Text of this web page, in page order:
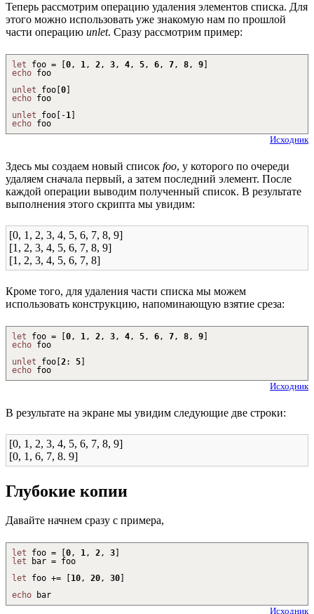
Теперь рассмотрим операцию удаления элементов списка. Для
этого можно использовать уже знакомую нам по прошлой
части операцию unlet. Сразу рассмотрим пример:
let foo = [0 , 1 , 2 , 3 , 4 , 5 , 6 , 7 , 8 , 9]
echo foo
unlet foo [0]
echo foo
unlet foo [ -1 ]
echo foo
Исходник
Здесь мы создаем новый список foo, у которого по очереди
удаляем сначала первый, а затем последний элемент. После
каждой операции выводим полученный список. В результате
выполнения этого скрипта мы увидим:
[0, 1, 2, 3, 4, 5, 6, 7, 8, 9]
[1, 2, 3, 4, 5, 6, 7, 8, 9]
[1, 2, 3, 4, 5, 6, 7, 8]
Кроме того, для удаления части списка мы можем
использовать конструкцию, напоминающую взятие среза:
let foo = [0 , 1 , 2 , 3 , 4 , 5 , 6 , 7 , 8 , 9]
echo foo
unlet foo [2: 5]
echo foo
Исходник
В результате на экране мы увидим следующие две строки:
[0, 1, 2, 3, 4, 5, 6, 7, 8, 9]
[0, 1, 6, 7, 8. 9]
Глубокие копии
Давайте начнем сразу с примера,
let foo = [0 , 1 , 2 , 3]
let bar = foo
let foo += [10 , 20 , 30]
echo bar
Исходник